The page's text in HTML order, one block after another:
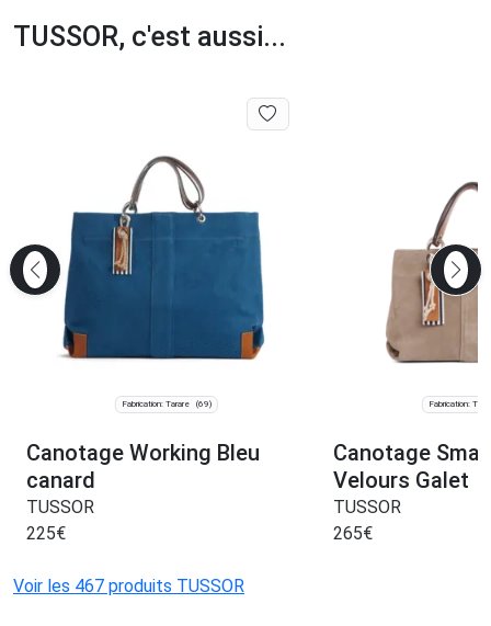
TUSSOR, c'est aussi...
Fabrication: Tarare (69)
Canotage Working Bleu
canard
TUSSOR
225€
Fabrication:
Canotage
Velours Galet
TUSSOR
265€
Voir les 467 produits TUSSOR